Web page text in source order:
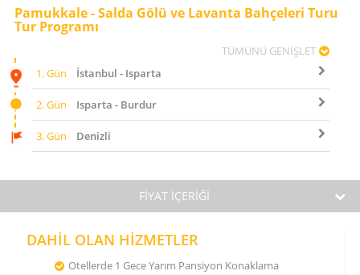
Pamukkale - Salda Gölü ve Lavanta Bahçeleri Turu
Tur Programı
TÜMÜNÜ GENİŞLET
1. Gün
İstanbul - Isparta
2. Gün Isparta - Burdur
3. Gün Denizli
FİYAT İÇERİĞİ
DAHİL OLAN HİZMETLER
Otellerde 1 Gece Yarım Pansiyon Konaklama